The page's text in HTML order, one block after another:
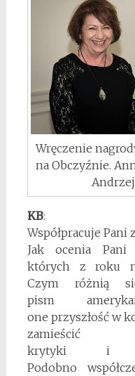
Wręczenie
na Obczyźnie.
KB:
Współpracuje
Jak ocenia Pani
których z roku
Czym różnią
pism
one przyszłość w
krytyki i
Podobno